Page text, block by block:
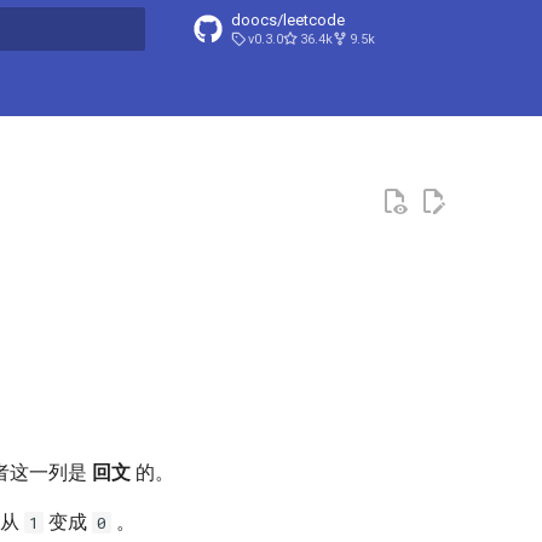
doocs/leetcode
v0.3.0 36.4k 9.5k
这一列是 回文 的。
1 变成 0 。